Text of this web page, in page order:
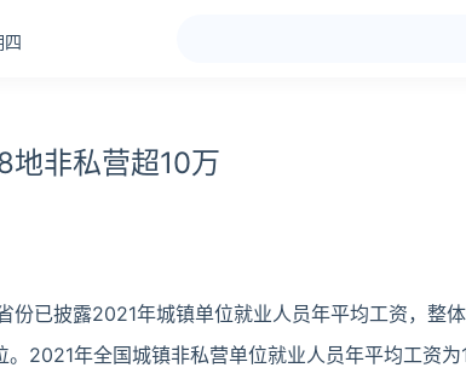
非私营超10万
份已披露2021年城镇单位就业人员年平均工资，整
2021年全国城镇非私营单位就业人员年平均工资